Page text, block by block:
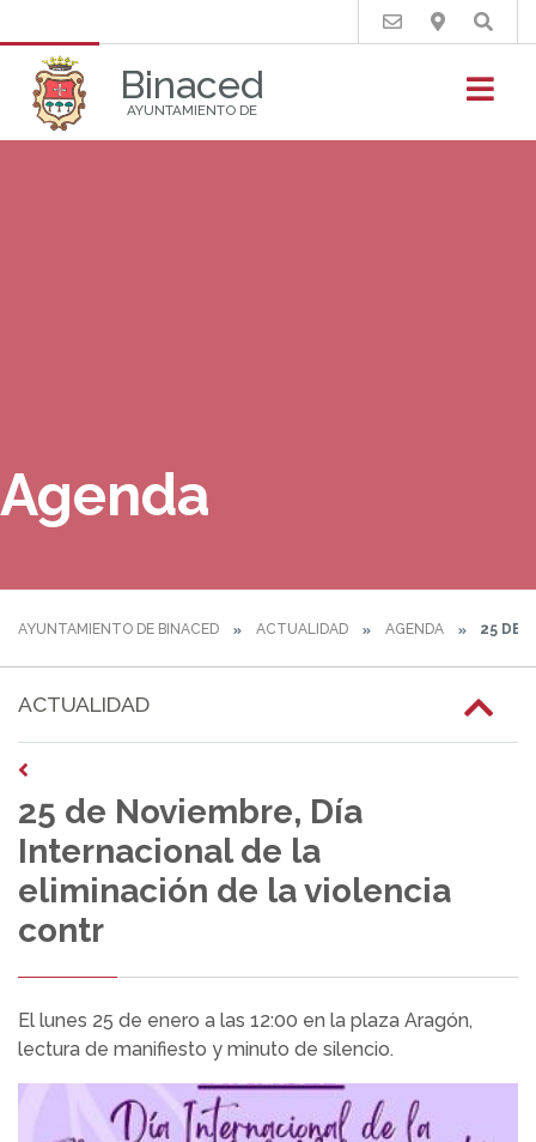
Binaced
AYUNTAMIENTO DE
Buscar
Agenda
AYUNTAMIENTO DE BINACED ACTUALIDAD AGENDA 25 DE
ACTUALIDAD
25 de Noviembre, Día
Internacional de la
eliminación de la violencia
contr
El lunes 25 de enero a las 12:00 en la plaza Aragón,
lectura de manifiesto y minuto de silencio.